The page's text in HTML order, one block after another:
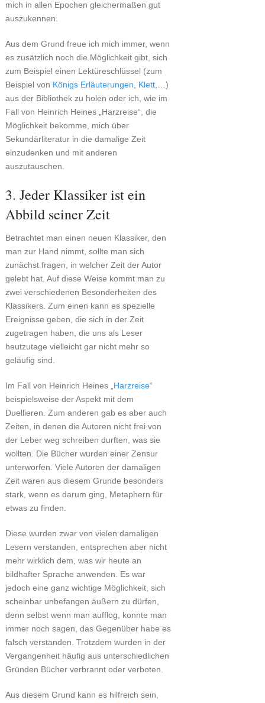
mich in allen Epochen gleichermaßen gut
auszukennen.
Aus dem Grund freue ich mich immer, wenn
es zusätzlich noch die Möglichkeit gibt, sich
zum Beispiel einen Lektüreschlüssel (zum
Beispiel von Königs Erläuterungen Klett,…)
aus der Bibliothek zu holen oder ich, wie im
Fall von Heinrich Heines „Harzreise“, die
Möglichkeit bekomme, mich über
Sekundärliteratur in die damalige Zeit
einzudenken und mit anderen
auszutauschen.
3. Jeder Klassiker ist ein
Abbild seiner Zeit
Betrachtet man einen neuen Klassiker, den
man zur Hand nimmt, sollte man sich
zunächst fragen, in welcher Zeit der Autor
gelebt hat. Auf diese Weise kommt man zu
zwei verschiedenen Besonderheiten des
Klassikers. Zum einen kann es spezielle
Ereignisse geben, die sich in der Zeit
zugetragen haben, die uns als Leser
heutzutage vielleicht gar nicht mehr so
geläufig sind.
Im Fall von Heinrich Heines „ Harzreise“
beispielsweise der Aspekt mit dem
Duellieren. Zum anderen gab es aber auch
Zeiten, in denen die Autoren nicht frei von
der Leber weg schreiben durften, was sie
wollten. Die Bücher wurden einer Zensur
unterworfen. Viele Autoren der damaligen
Zeit waren aus diesem Grunde besonders
stark, wenn es darum ging, Metaphern für
etwas zu finden.
Diese wurden zwar von vielen damaligen
Lesern verstanden, entsprechen aber nicht
mehr wirklich dem, was wir heute an
bildhafter Sprache anwenden. Es war
jedoch eine ganz wichtige Möglichkeit, sich
scheinbar unbefangen äußern zu dürfen,
denn selbst wenn man aufflog, konnte man
immer noch sagen, das Gegenüber habe es
falsch verstanden. Trotzdem wurden in der
Vergangenheit häufig aus unterschiedlichen
Gründen Bücher verbrannt oder verboten.
Aus diesem Grund kann es hilfreich sein,